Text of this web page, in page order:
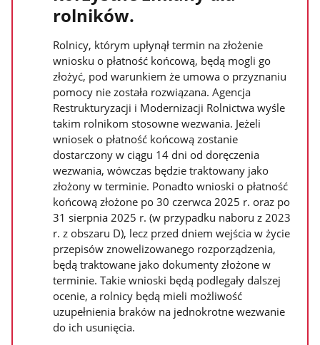
rolników.
Rolnicy, którym upłynął termin na złożenie
wniosku o płatność końcową, będą mogli go
złożyć, pod warunkiem że umowa o przyznaniu
pomocy nie została rozwiązana. Agencja
Restrukturyzacji i Modernizacji Rolnictwa wyśle
takim rolnikom stosowne wezwania. Jeżeli
wniosek o płatność końcową zostanie
dostarczony w ciągu 14 dni od doręczenia
wezwania, wówczas będzie traktowany jako
złożony w terminie. Ponadto wnioski o płatność
końcową złożone po 30 czerwca 2025 r. oraz po
31 sierpnia 2025 r. (w przypadku naboru z 2023
r. z obszaru D), lecz przed dniem wejścia w życie
przepisów znowelizowanego rozporządzenia,
będą traktowane jako dokumenty złożone w
terminie. Takie wnioski będą podlegały dalszej
ocenie, a rolnicy będą mieli możliwość
uzupełnienia braków na jednokrotne wezwanie
do ich usunięcia.